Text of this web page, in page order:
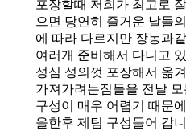
포장할때 저희가 최고로
으면 당연히 즐거운 날들
에 따라 다르지만 장농과
여러개 준비해서 다니고
성심 성의껏 포장해서 옮
가져가려는짐들을 전날
구성이 매우 어렵기 때문
을한후 제팀 구성들어 갑